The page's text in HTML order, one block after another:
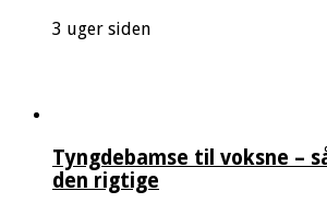
3 uger siden
Tyngdebamse til voksne –
den rigtige